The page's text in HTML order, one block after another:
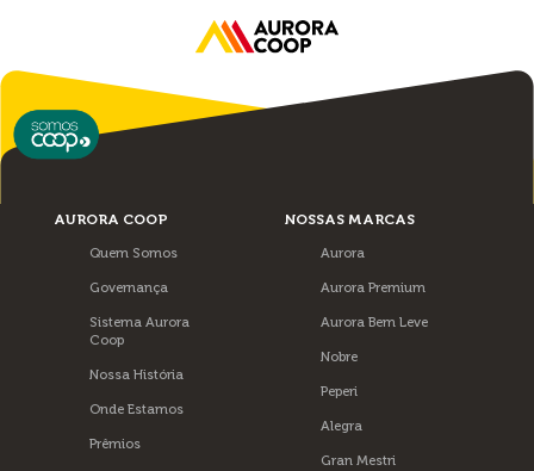
AURORA COOP
Quem Somos
Governança
Sistema Aurora
Coop
Nossa História
Onde Estamos
Prêmios
NOSSAS MARCAS
Aurora
Aurora Premium
Aurora Bem Leve
Nobre
Peperi
Alegra
Gran Mestri